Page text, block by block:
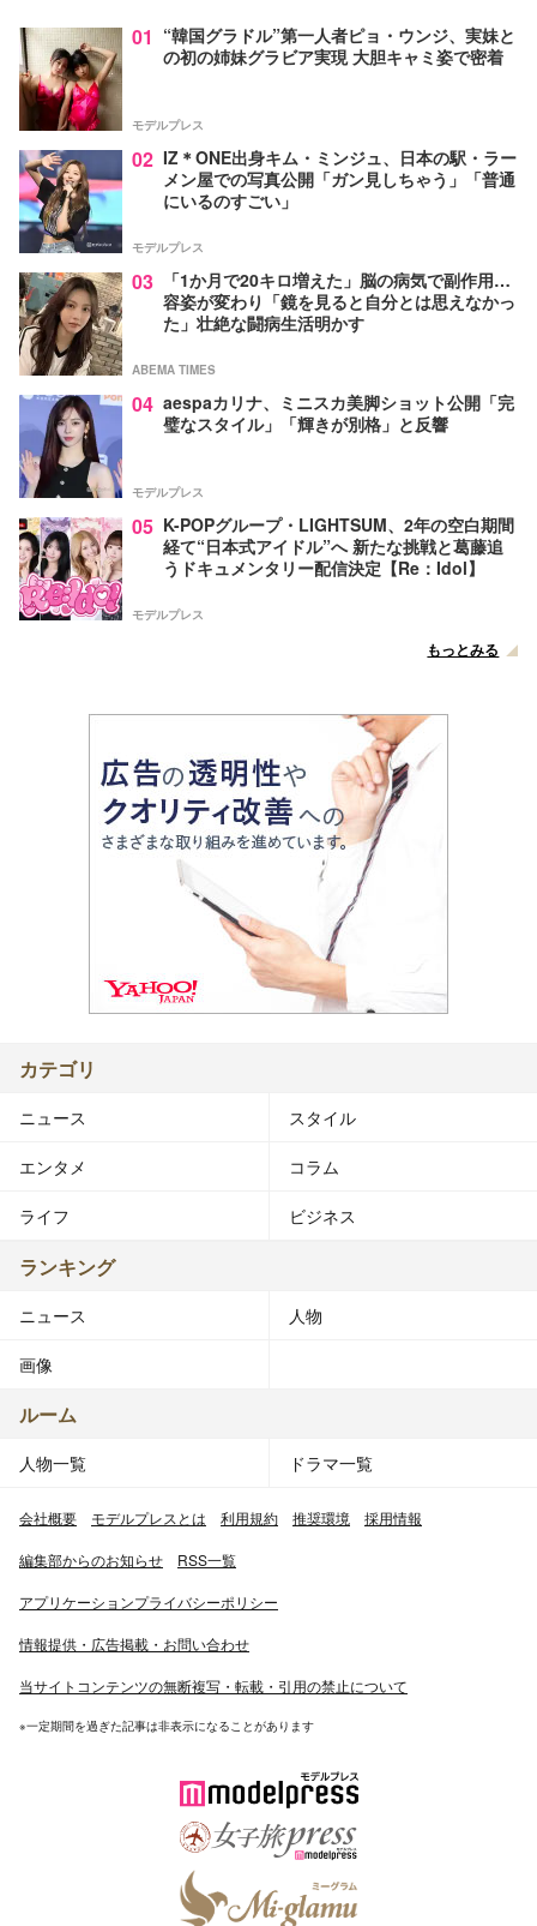
01 “韓国グラドル”第一人者ピョ・ウンジ、実妹と
の初の姉妹グラビア実現 大胆キャミ姿で密着
モデルプレス
02 IZ＊ONE出身キム・ミンジュ、日本の駅・ラー
メン屋での写真公開「ガン見しちゃう」「普通
にいるのすごい」
モデルプレス
03
「1か月で20キロ増えた」脳の病気で副作用…
容姿が変わり「鏡を見ると自分とは思えなかっ
た」壮絶な闘病生活明かす
ABEMA TIMES
04 aespaカリナ、ミニスカ美脚ショット公開「完
璧なスタイル」「輝きが別格」と反響
モデルプレス
05 K-POPグループ・LIGHTSUM、2年の空白期間
経て“日本式アイドル”へ 新たな挑戦と葛藤追
うドキュメンタリー配信決定【Re：Idol】
モデルプレス
もっとみる
カテゴリ
ニュース スタイル
エンタメ コラム
ライフ ビジネス
ランキング
ニュース 人物
画像
ルーム
人物一覧 ドラマ一覧
会社概要 モデルプレスとは 利用規約 推奨環境 採用情報
編集部からのお知らせ RSS一覧
アプリケーションプライバシーポリシー
情報提供・広告掲載・お問い合わせ
当サイトコンテンツの無断複写・転載・引用の禁止について
※一定期間を過ぎた記事は非表示になることがあります